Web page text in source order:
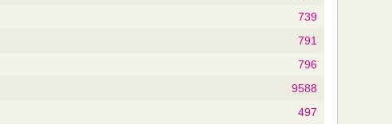
739
791
796
9588
497